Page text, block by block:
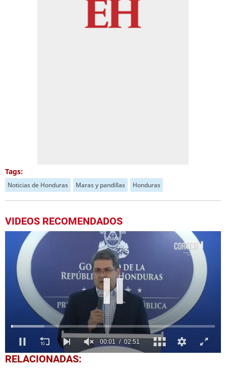
Tags:
Noticias de Honduras Maras y pandillas Honduras
VIDEOS RECOMENDADOS
0
seconds
RELACIONADAS: